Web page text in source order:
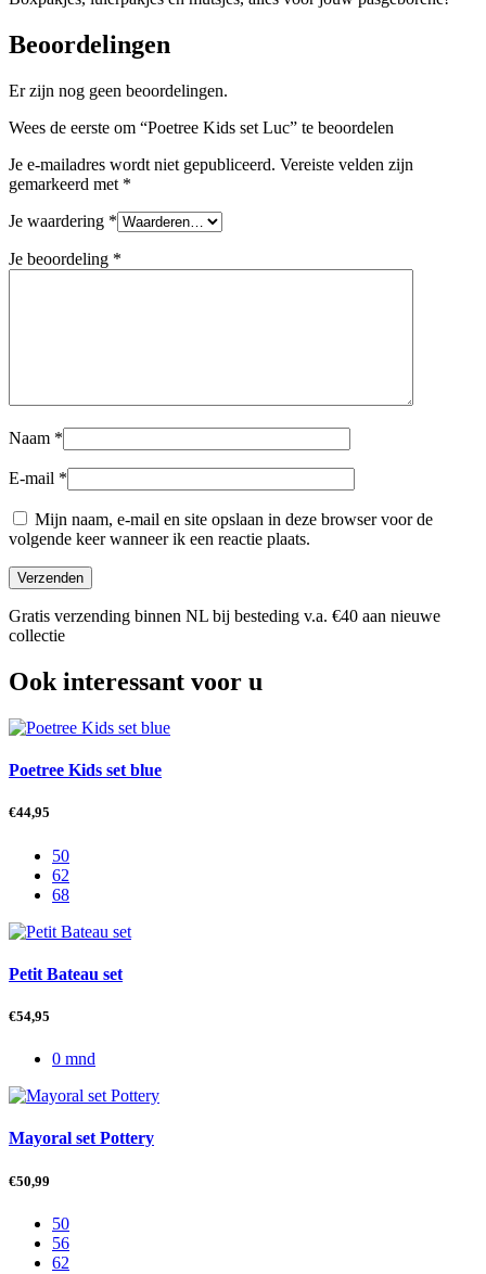
Beoordelingen
Er zijn nog geen beoordelingen.
Wees de eerste om “Poetree Kids set Luc” te beoordelen
Je e-mailadres wordt niet gepubliceerd. Vereiste velden zijn
gemarkeerd met *
Je waardering *
Je beoordeling *
Naam *
E-mail *
Mijn naam, e-mail en site opslaan in deze browser voor de
volgende keer wanneer ik een reactie plaats.
Gratis verzending binnen NL bij besteding v.a. €40 aan nieuwe
collectie
Ook interessant voor u
Poetree Kids set blue
€44,95
50
62
68
Petit Bateau set
€54,95
0 mnd
Mayoral set Pottery
€50,99
50
56
62